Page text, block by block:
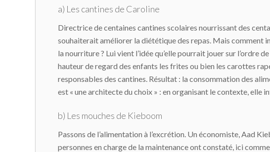
a) Les cantines de Caroline
Directrice de centaines cantines scolaires nourrissant des
souhaiterait améliorer la diététique des repas. Mais comment
la nourriture ? Lui vient l’idée qu’elle pourrait jouer sur l’ordre
hauteur de regard des enfants les frites ou bien les carottes
responsables des cantines. Résultat : la consommation des
est « une architecte du choix » : en organisant le contexte, elle
b) Les mouches de Kieboom
Passons de l’alimentation à l’excrétion. Un économiste, Aad
personnes en charge de la maintenance ont constaté, ici